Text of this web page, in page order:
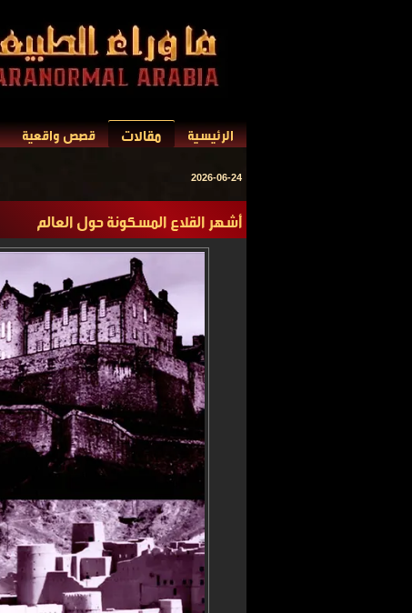
الرئيسية مقالات قصص واقعية
2026-06-24
أشهر القلاع المسكونة حول العالم